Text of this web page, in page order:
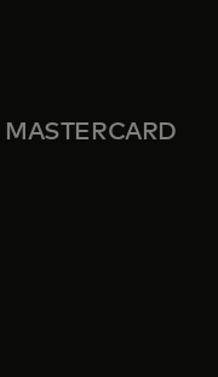
in a new tab
tab
in a new tab
new tab